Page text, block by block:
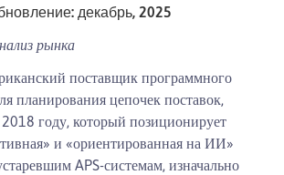
декабрь, 2025
рынка
поставщик программного
планирования цепочек поставок,
году, который позиционирует
и «ориентированная на ИИ»
APS-системам, изначально